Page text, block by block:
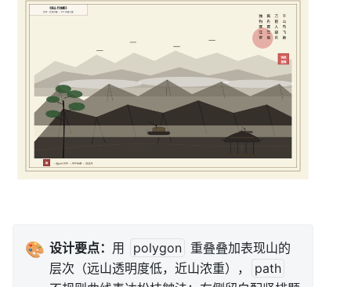
🎨 设计要点： 用 polygon 重叠叠加表现山的
层次（远山透明度低，近山浓重），
path